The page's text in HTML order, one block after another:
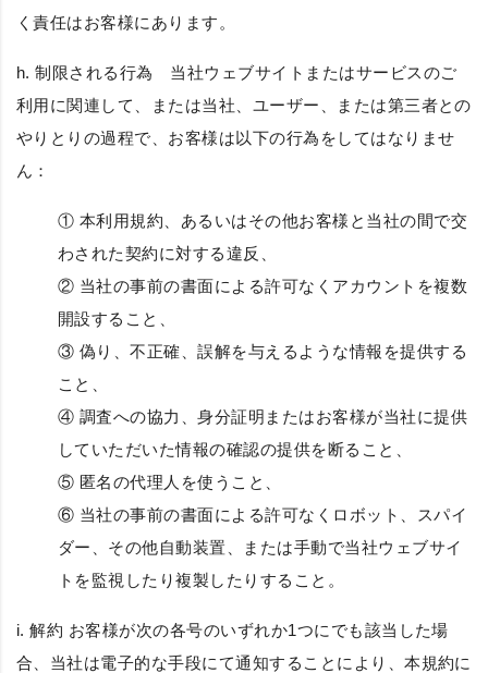
く責任はお客様にあります。
h.制限される行為
当社ウェブサイトまたはサービスのご
利用に関連して、または当社、ユーザー、または第三者との
やりとりの過程で、お客様は以下の行為をしてはなりませ
ん：
① 本利用規約、あるいはその他お客様と当社の間で交
わされた契約に対する違反、
② 当社の事前の書面による許可なくアカウントを複数
開設すること、
③ 偽り、不正確、誤解を与えるような情報を提供する
こと、
④ 調査への協力、身分証明またはお客様が当社に提供
していただいた情報の確認の提供を断ること、
⑤ 匿名の代理人を使うこと、
⑥ 当社の事前の書面による許可なくロボット、スパイ
ダー、その他自動装置、または手動で当社ウェブサイ
トを監視したり複製したりすること。
i.解約 お客様が次の各号のいずれか1つにでも該当した場
合、当社は電子的な手段にて通知することにより、本規約に